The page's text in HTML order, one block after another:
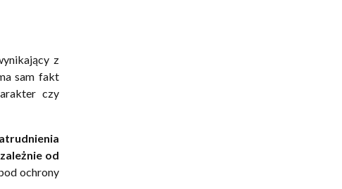
z
sam fakt
czy
od
ochrony